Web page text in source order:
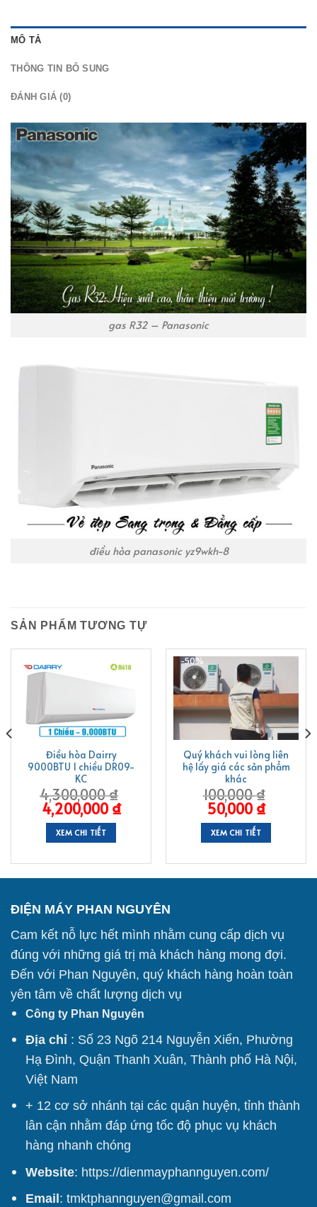
MÔ TẢ
THÔNG TIN BỔ SUNG
ĐÁNH GIÁ (0)
gas R32 – Panasonic
điều hòa panasonic yz9wkh-8
SẢN PHẨM TƯƠNG TỰ
Điều hòa Dairry
9000BTU 1 chiều DR09-
KC
4,300,000₫
4,200,000 ₫
XEM CHI TIẾT
-50%
Quý khách vui lòng liên
hệ lấy giá các sản phẩm
khác
100,000₫
50,000 ₫
XEM CHI TIẾT
ĐIỆN MÁY PHAN NGUYÊN
Cam kết nỗ lực hết mình nhằm cung cấp dịch vụ
đúng với những giá trị mà khách hàng mong đợi.
Đến với Phan Nguyên, quý khách hàng hoàn toàn
yên tâm về chất lượng dịch vụ
Công ty Phan Nguyên
Địa chỉ : Số 23 Ngõ 214 Nguyễn Xiển, Phường
Hạ Đình, Quận Thanh Xuân, Thành phố Hà Nội,
Việt Nam
+ 12 cơ sở nhánh tại các quận huyện, tỉnh thành
lân cận nhằm đáp ứng tốc độ phục vụ khách
hàng nhanh chóng
Website: https://dienmayphannguyen.com/
Email : tmktphannguyen@gmail.com